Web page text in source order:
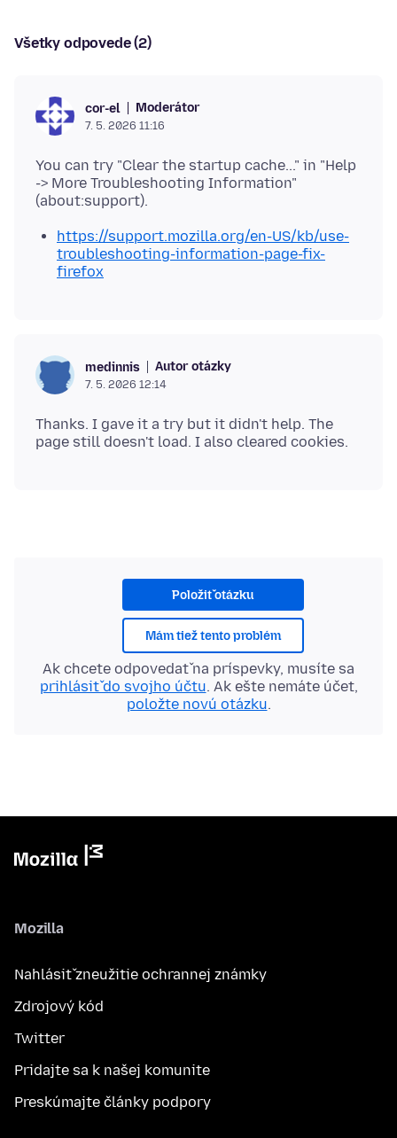
Všetky odpovede (2)
cor-el Moderátor
7. 5. 2026 11:16
You can try "Clear the startup cache..." in "Help
-> More Troubleshooting Information"
https://support.mozilla.org/en-US/kb/use-
troubleshooting-information-page-fix-
firefox
medinnis Autor otázky
7. 5. 2026 12:14
Thanks. I gave it a try but it didn't help. The
Položiť otázku
Mám tiež tento problém
Ak chcete odpovedať na príspevky, musíte sa
prihlásiť do svojho účtu. Ak ešte nemáte účet,
položte novú otázku.
Mozilla
Nahlásiť zneužitie ochrannej známky
Zdrojový kód
Twitter
Pridajte sa k našej komunite
Preskúmajte články podpory